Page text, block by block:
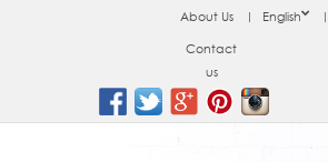
English
About Us
Contact
us